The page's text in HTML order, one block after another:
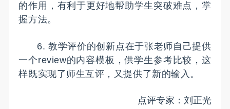
的作用，有利于更好地帮助学生突破难点，掌
握方法。
6. 教学评价的创新点在于张老师自己提供
一个review的内容模板，供学生参考比较，这
样既实现了师生互评，又提供了新的输入。
点评专家：刘正光